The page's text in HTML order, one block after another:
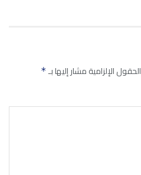
الحقول الإلزامية مشار إليها بـ*